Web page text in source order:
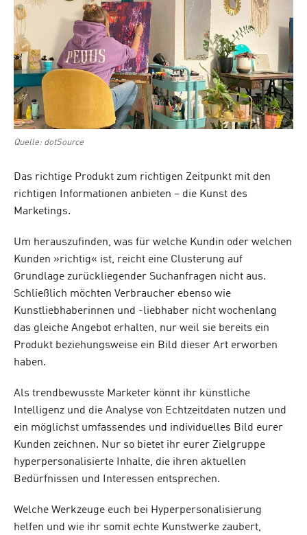
Quelle: dotSource
Das richtige Produkt zum richtigen Zeitpunkt mit den
richtigen Informationen anbieten – die Kunst des
Marketings.
Um herauszufinden, was für welche Kundin oder welchen
Kunden »richtig« ist, reicht eine Clusterung auf
Grundlage zurückliegender Suchanfragen nicht aus.
Schließlich möchten Verbraucher ebenso wie
Kunstliebhaberinnen und -liebhaber nicht wochenlang
das gleiche Angebot erhalten, nur weil sie bereits ein
Produkt beziehungsweise ein Bild dieser Art erworben
haben.
Als trendbewusste Marketer könnt ihr künstliche
Intelligenz und die Analyse von Echtzeitdaten nutzen und
ein möglichst umfassendes und individuelles Bild eurer
Kunden zeichnen. Nur so bietet ihr eurer Zielgruppe
hyperpersonalisierte Inhalte, die ihren aktuellen
Bedürfnissen und Interessen entsprechen.
Welche Werkzeuge euch bei Hyperpersonalisierung
helfen und wie ihr somit echte Kunstwerke zaubert,